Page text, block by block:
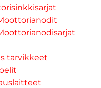
tarvikkeet